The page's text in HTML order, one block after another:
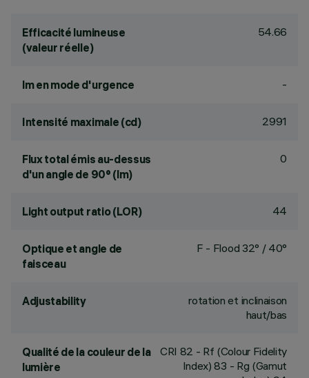
Efficacité lumineuse
(valeur réelle)
54.66
lm en mode d'urgence -
Intensité maximale (cd) 2991
Flux total émis au-dessus
d'un angle de 90° (lm)
0
Light output ratio (LOR) 44
Optique et angle de
faisceau
F - Flood 32° / 40°
Adjustability
rotation et inclinaison
haut/bas
Qualité de la couleur de la
lumière
CRI 82 - Rf (Colour Fidelity
Index) 83 - Rg (Gamut